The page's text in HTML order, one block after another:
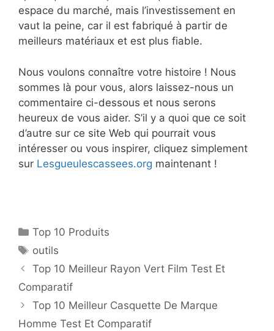
espace du marché, mais l’investissement en
vaut la peine, car il est fabriqué à partir de
meilleurs matériaux et est plus fiable.
Nous voulons connaître votre histoire ! Nous
sommes là pour vous, alors laissez-nous un
commentaire ci-dessous et nous serons
heureux de vous aider. S’il y a quoi que ce soit
d’autre sur ce site Web qui pourrait vous
intéresser ou vous inspirer, cliquez simplement
sur Lesgueulescassees.org maintenant !
Top 10 Produits
outils
Top 10 Meilleur Rayon Vert Film Test Et
Comparatif
Top 10 Meilleur Casquette De Marque
Homme Test Et Comparatif